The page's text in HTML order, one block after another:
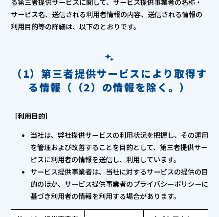
る第三者提供サービスに関して、サービス提供事業者の名称・
サービス名、送信される利用者情報の内容、送信される情報の
利用目的等の詳細は、以下のとおりです。
（1）第三者提供サービスにより取得す
る情報（（2）の情報を除く。）
［利用目的］
当社は、弊社提供サービスの利用状況を把握し、その運用
を管理および改善することを目的として、第三者提供サー
ビスに利用者の情報を送信し、利用しています。
サービス提供事業者は、当社に対するサービスの提供の目
的のほか、サービス提供事業者のプライバシーポリシーに
基づき利用者の情報を利用する場合があります。